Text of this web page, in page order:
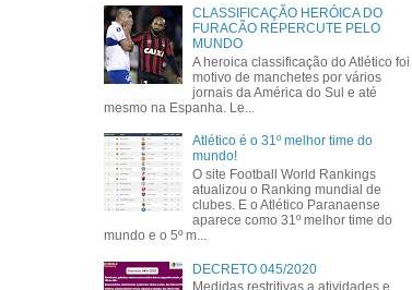
CLASSIFICAÇÃO HERÓICA DO
FURACÃO REPERCUTE PELO
MUNDO
A heroica classificação do Atlético foi
motivo de manchetes por vários
jornais da América do Sul e até
mesmo na Espanha. Le...
Atlético é o 31º melhor time do
mundo!
O site Football World Rankings
atualizou o Ranking mundial de
clubes. E o Atlético Paranaense
aparece como 31º melhor time do
mundo e o 5º m...
DECRETO 045/2020
Medidas restritivas a atividades e